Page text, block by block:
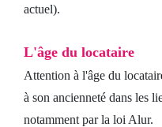
actuel).
L'âge du locataire
Attention à l'âge du
à son ancienneté dans les
notamment par la loi Alur.